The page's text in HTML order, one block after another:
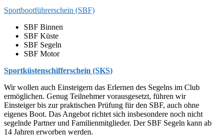
Sportbootführerschein (SBF)
SBF Binnen
SBF Küste
SBF Segeln
SBF Motor
Sportküstenschifferschein (SKS)
Wir wollen auch Einsteigern das Erlernen des Segelns im Club
ermöglichen. Genug Teilnehmer vorausgesetzt, führen wir
Einsteiger bis zur praktischen Prüfung für den SBF, auch ohne
eigenes Boot. Das Angebot richtet sich insbesondere noch nicht
segelnde Partner und Familienmitglieder. Der SBF Segeln kann ab
14 Jahren erworben werden.